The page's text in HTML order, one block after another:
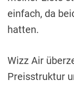
einfach, da
hatten.
Wizz Air
Preisstruktur